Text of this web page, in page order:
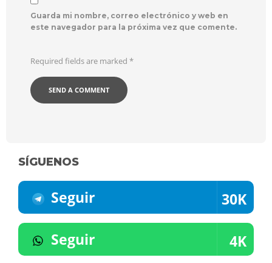
Guarda mi nombre, correo electrónico y web en
este navegador para la próxima vez que comente.
Required fields are marked *
SÍGUENOS
Seguir 30K
Seguir 4K